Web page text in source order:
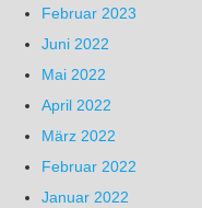
Februar 2023
Juni 2022
Mai 2022
April 2022
März 2022
Februar 2022
Januar 2022